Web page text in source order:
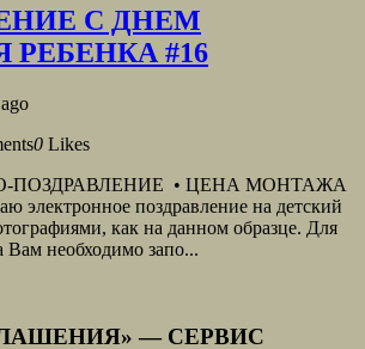
С ДНЕМ
#16
0 Likes
ПОЗДРАВЛЕНИЕ • ЦЕНА МОНТАЖА
электронное поздравление на детский
как на данном образце. Для
Вам необходимо запо...
— СЕРВИС